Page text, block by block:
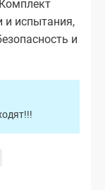
и испытания,
и